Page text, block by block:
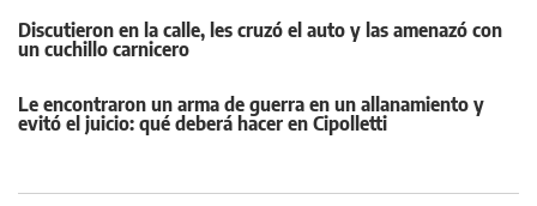
Discutieron en la calle, les cruzó el auto y las amenazó con
un cuchillo carnicero
Le encontraron un arma de guerra en un allanamiento y
evitó el juicio: qué deberá hacer en Cipolletti